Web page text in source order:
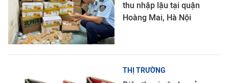
thu nhập lậu tại quận
Hoàng Mai, Hà Nội
THỊ TRƯỜNG